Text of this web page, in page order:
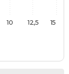
10 12,5 15